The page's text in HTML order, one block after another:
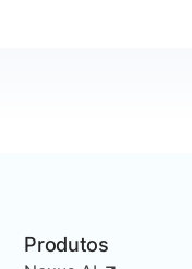
Produtos